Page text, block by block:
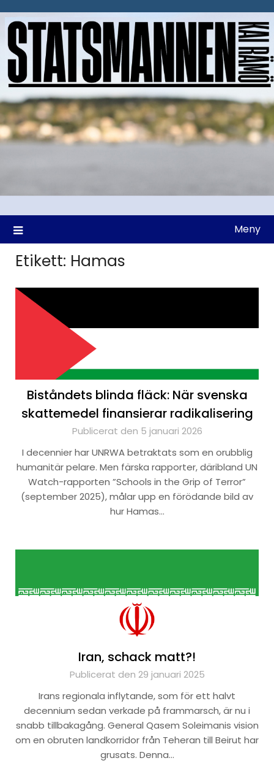
till
Meny
Etikett: Hamas
Biståndets blinda fläck: När svenska
skattemedel finansierar radikalisering
Publicerat den 5 januari 2026
I decennier har UNRWA betraktats som en orubblig
humanitär pelare. Men färska rapporter, däribland UN
Watch-rapporten ”Schools in the Grip of Terror”
(september 2025), målar upp en förödande bild av
hur Hamas…
Iran, schack matt?!
Publicerat den 29 januari 2025
Irans regionala inflytande, som för ett halvt
decennium sedan verkade på frammarsch, är nu i
snabb tillbakagång. General Qasem Soleimanis vision
om en obruten landkorridor från Teheran till Beirut har
grusats. Denna…